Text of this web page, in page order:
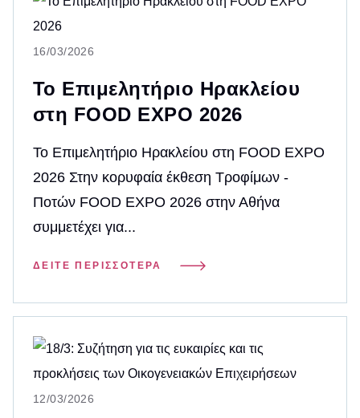
16/03/2026
Το Επιμελητήριο Ηρακλείου
στη FOOD EXPO 2026
Το Επιμελητήριο Ηρακλείου στη FOOD EXPO
2026 Στην κορυφαία έκθεση Τροφίμων -
Ποτών FOOD EXPO 2026 στην Αθήνα
συμμετέχει για...
ΔΕΊΤΕ ΠΕΡΙΣΣΌΤΕΡΑ
12/03/2026